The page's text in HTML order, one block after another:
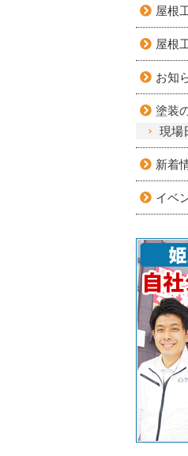
屋根
屋根
お知
塗装
現場
新着
イベ